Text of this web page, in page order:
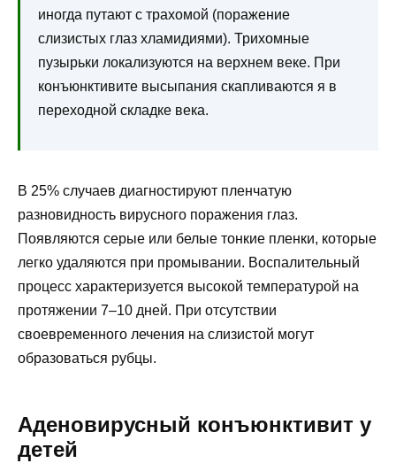
иногда путают с трахомой (поражение
слизистых глаз хламидиями). Трихомные
пузырьки локализуются на верхнем веке. При
конъюнктивите высыпания скапливаются я в
переходной складке века.
В 25% случаев диагностируют пленчатую
разновидность вирусного поражения глаз.
Появляются серые или белые тонкие пленки, которые
легко удаляются при промывании. Воспалительный
процесс характеризуется высокой температурой на
протяжении 7–10 дней. При отсутствии
своевременного лечения на слизистой могут
образоваться рубцы.
Аденовирусный конъюнктивит у
детей